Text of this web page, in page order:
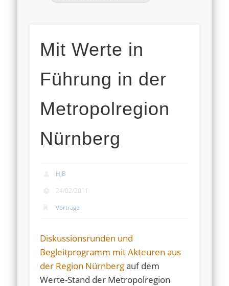
Mit Werte in
Führung in der
Metropolregion
Nürnberg
HJB
24/02/2011
Vorträge
Diskussionsrunden und
Begleitprogramm mit Akteuren aus
der Region Nürnbergauf dem
Werte-Stand der Metropolregion